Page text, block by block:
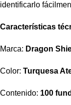
identificarlo
Características
Marca: Dragon
Color: Turquesa
Contenido: 100